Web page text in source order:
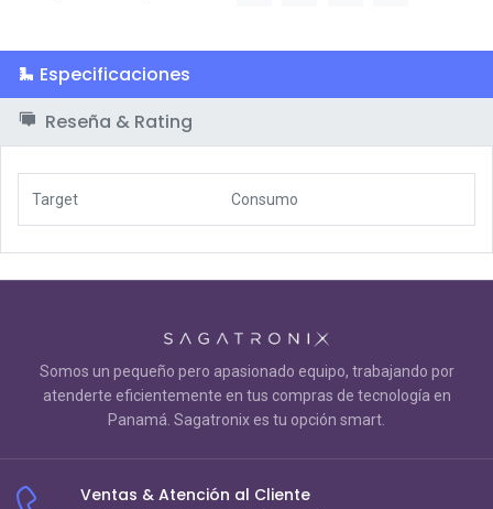
Especificaciones
Reseña & Rating
Target Consumo
Somos un pequeño pero apasionado equipo, trabajando por
atenderte eficientemente en tus compras de tecnología en
Panamá. Sagatronix es tu opción smart.
Ventas & Atención al Cliente